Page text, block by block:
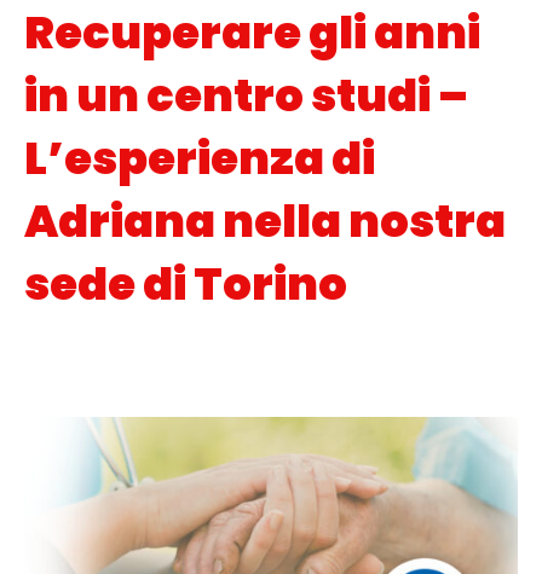
Recuperare gli anni
in un centro studi –
L’esperienza di
Adriana nella nostra
sede di Torino